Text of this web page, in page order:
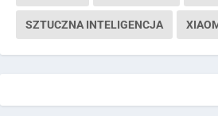
SZTUCZNA INTELIGENCJA